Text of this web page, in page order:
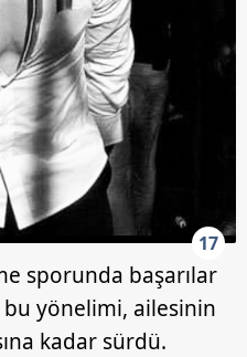
17
sporunda başarılar
bu yönelimi, ailesinin
kadar sürdü.